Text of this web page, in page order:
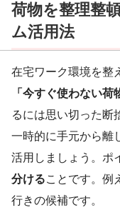
荷物を整理整
ム活用法
在宅ワーク環境を整
「今すぐ使わない荷
るには思い切った断
一時的に手元から離
活用しましょう。ポ
分けることです。例
行きの候補です。